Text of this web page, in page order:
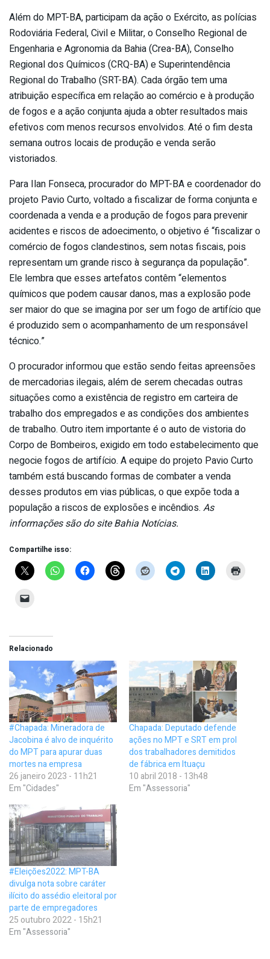
Além do MPT-BA, participam da ação o Exército, as polícias
Rodoviária Federal, Civil e Militar, o Conselho Regional de
Engenharia e Agronomia da Bahia (Crea-BA), Conselho
Regional dos Químicos (CRQ-BA) e Superintendência
Regional do Trabalho (SRT-BA). Cada órgão tem uma
atribuição específica em relação ao comércio e à produção
de fogos e a ação conjunta ajuda a obter resultados mais
efetivos com menos recursos envolvidos. Até o fim desta
semana outros locais de produção e venda serão
vistoriados.
Para Ilan Fonseca, procurador do MPT-BA e coordenador do
projeto Pavio Curto, voltado a fiscalizar de forma conjunta e
coordenada a venda e a produção de fogos para prevenir
acidentes e riscos de adoecimento, o objetivo é “fiscalizar o
comércio de fogos clandestinos, sem notas fiscais, pois
representam um grande risco à segurança da população”.
Ele lembra que esses artefatos contêm “elementos
químicos que podem causar danos, mas a explosão pode
ser maior do que se imagina por ser um fogo de artifício que
é produzido sem o acompanhamento de um responsável
técnico.”
O procurador informou que estão sendo feitas apreensões
de mercadorias ilegais, além de serem checadas outras
situações como a existência de registro em carteira de
trabalho dos empregados e as condições dos ambientes
de trabalho. Outro item importante é o auto de vistoria do
Corpo de Bombeiros, exigido em todo estabelecimento que
negocie fogos de artifício. A equipe do projeto Pavio Curto
também está buscando formas de combater a venda
desses produtos em vias públicas, o que expõe toda a
população a riscos de explosões e incêndios. As
informações são do site Bahia Notícias.
Compartilhe isso:
Relacionado
#Chapada: Mineradora de
Jacobina é alvo de inquérito
do MPT para apurar duas
mortes na empresa
26 janeiro 2023 - 11h21
Em "Cidades"
Chapada: Deputado defende
ações no MPT e SRT em prol
dos trabalhadores demitidos
de fábrica em Ituaçu
10 abril 2018 - 13h48
Em "Assessoria"
#Eleições2022: MPT-BA
divulga nota sobre caráter
ilícito do assédio eleitoral por
parte de empregadores
25 outubro 2022 - 15h21
Em "Assessoria"